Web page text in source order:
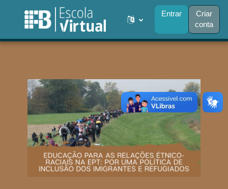
Painel lateral
Entrar
Criar
conta